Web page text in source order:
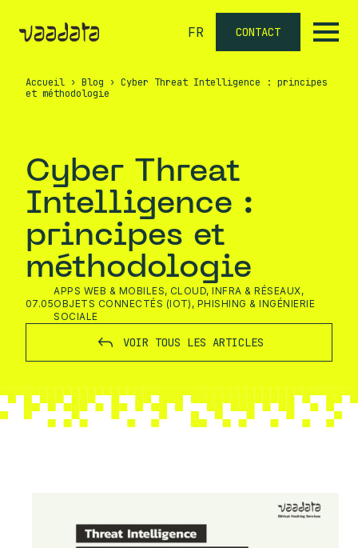
FR CONTACT
Accueil › Blog › Cyber Threat Intelligence : principes
et méthodologie
Cyber Threat
Intelligence :
principes et
méthodologie
07.05
APPS WEB & MOBILES, CLOUD,INFRA & RÉSEAUX,
OBJETS CONNECTÉS (IOT) , PHISHING & INGÉNIERIE
SOCIALE
VOIR TOUS LES ARTICLES